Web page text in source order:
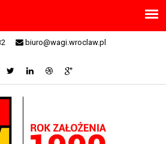
biuro@wagi.wroclaw.pl